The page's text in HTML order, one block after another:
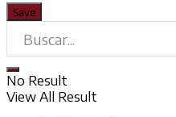
No Result
View All Result